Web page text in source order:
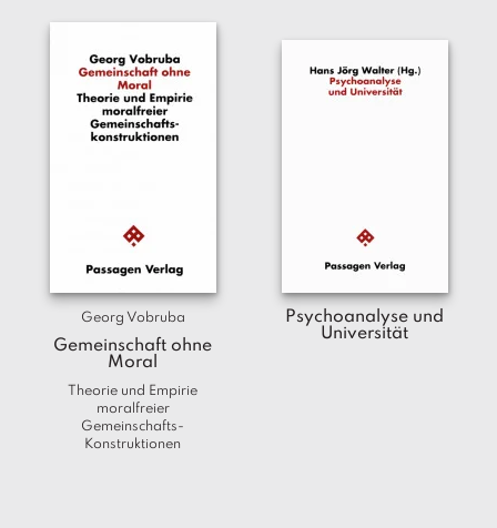
Georg Vobruba
Gemeinschaft ohne
Moral
Theorie und Empirie
moralfreier
Gemeinschafts-
Konstruktionen
Psychoanalyse und
Universität